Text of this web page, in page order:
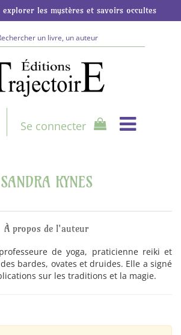
les mystères et savoirs occultes
Rechercher
sur
le
site
Se connecter
SANDRA KYNES
À propos de l'auteur
de yoga, praticienne reiki et
bardes, ovates et druides. Elle a signé
sur les traditions et la magie.